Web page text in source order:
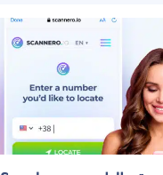
هذه المادة
فيسبوك نسخ الوصلة